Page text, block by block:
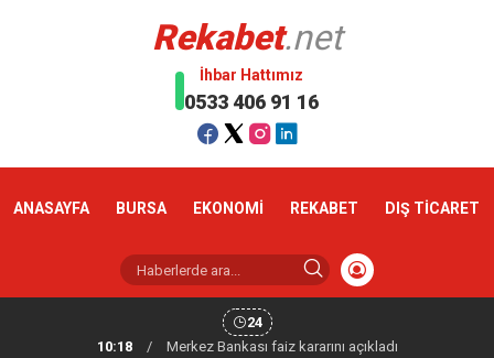
Rekabet.net
İhbar Hattımız
0533 406 91 16
ANASAYFA BURSA EKONOMİ REKABET DIŞ TİCARET
24
10:18
/ Merkez Bankası faiz kararını açıkladı